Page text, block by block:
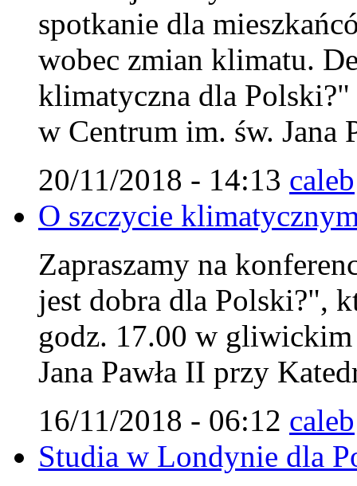
spotkanie dla
wobec zmian klimatu.
klimatyczna dla
w Centrum im. św. Jana
20/11/2018 - 14:13 caleb
O szczycie
Zapraszamy na
jest dobra dla Polski?",
godz. 17.00 w
Jana Pawła II przy
16/11/2018 - 06:12 caleb
Studia w Londynie dla